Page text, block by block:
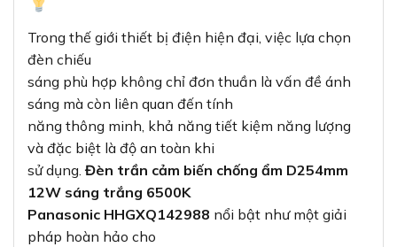
Trong thế giới thiết bị điện hiện đại, việc lựa chọn
đèn chiếu
sáng phù hợp không chỉ đơn thuần là vấn đề ánh
sáng mà còn liên quan đến tính
năng thông minh, khả năng tiết kiệm năng lượng
và đặc biệt là độ an toàn khi
sử dụng. Đèn trần cảm biến chống ẩm D254mm
12W sáng trắng 6500K
Panasonic HHGXQ142988 nổi bật như một giải
pháp hoàn hảo cho